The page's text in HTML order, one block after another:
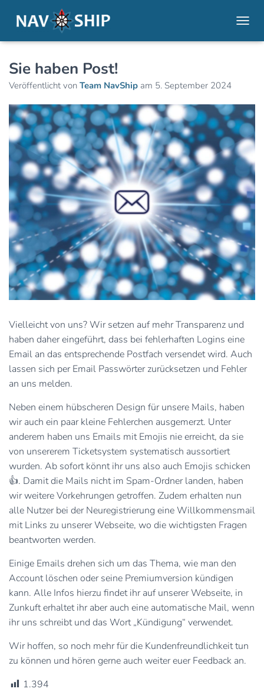
Sie haben Post!
Veröffentlicht von Team NavShip am 5. September 2024
Vielleicht von uns? Wir setzen auf mehr Transparenz und
haben daher eingeführt, dass bei fehlerhaften Logins eine
Email an das entsprechende Postfach versendet wird. Auch
lassen sich per Email Passwörter zurücksetzen und Fehler
an uns melden.
Neben einem hübscheren Design für unsere Mails, haben
wir auch ein paar kleine Fehlerchen ausgemerzt. Unter
anderem haben uns Emails mit Emojis nie erreicht, da sie
von unsererem Ticketsystem systematisch aussortiert
wurden. Ab sofort könnt ihr uns also auch Emojis schicken
👍. Damit die Mails nicht im Spam-Ordner landen, haben
wir weitere Vorkehrungen getroffen. Zudem erhalten nun
alle Nutzer bei der Neuregistrierung eine Willkommensmail
mit Links zu unserer Webseite, wo die wichtigsten Fragen
beantworten werden.
Einige Emails drehen sich um das Thema, wie man den
Account löschen oder seine Premiumversion kündigen
kann. Alle Infos hierzu findet ihr auf unserer Webseite, in
Zunkuft erhaltet ihr aber auch eine automatische Mail, wenn
ihr uns schreibt und das Wort „Kündigung“ verwendet.
Wir hoffen, so noch mehr für die Kundenfreundlichkeit tun
zu können und hören gerne auch weiter euer Feedback an.
1.394